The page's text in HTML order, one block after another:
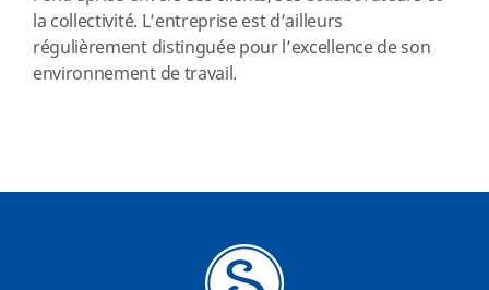
la collectivité. L’entreprise est d’ailleurs
régulièrement distinguée pour l’excellence de son
environnement de travail.